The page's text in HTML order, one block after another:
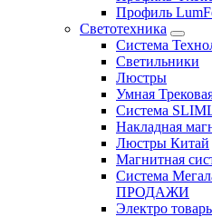
Профиль
Светотехника
Система
Светильники
Люстры
Умная
Система
Накладная
Люстры Китай
Магнитная
Система
ПРОДАЖИ
Электро